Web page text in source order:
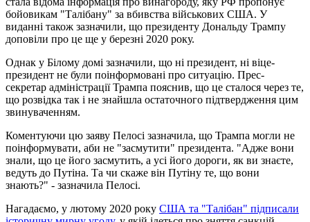
бойовикам "Талібану" за вбивства військових США. У
виданні також зазначили, що президенту Дональду Трампу
доповіли про це ще у березні 2020 року.
Однак у Білому домі зазначили, що ні президент, ні віце-
президент не були поінформовані про ситуацію. Прес-
секретар адміністрації Трампа пояснив, що це сталося через те,
що розвідка так і не знайшла остаточного підтвердження цим
звинуваченням.
Коментуючи цю заяву Пелосі зазначила, що Трампа могли не
поінформувати, аби не "засмутити" президента. "Адже вони
знали, що це його засмутить, а усі його дороги, як ви знаєте,
ведуть до Путіна. Та чи скаже він Путіну те, що вони
знають?" - зазначила Пелосі.
Нагадаємо, у лютому 2020 року США та "Талібан" підписали